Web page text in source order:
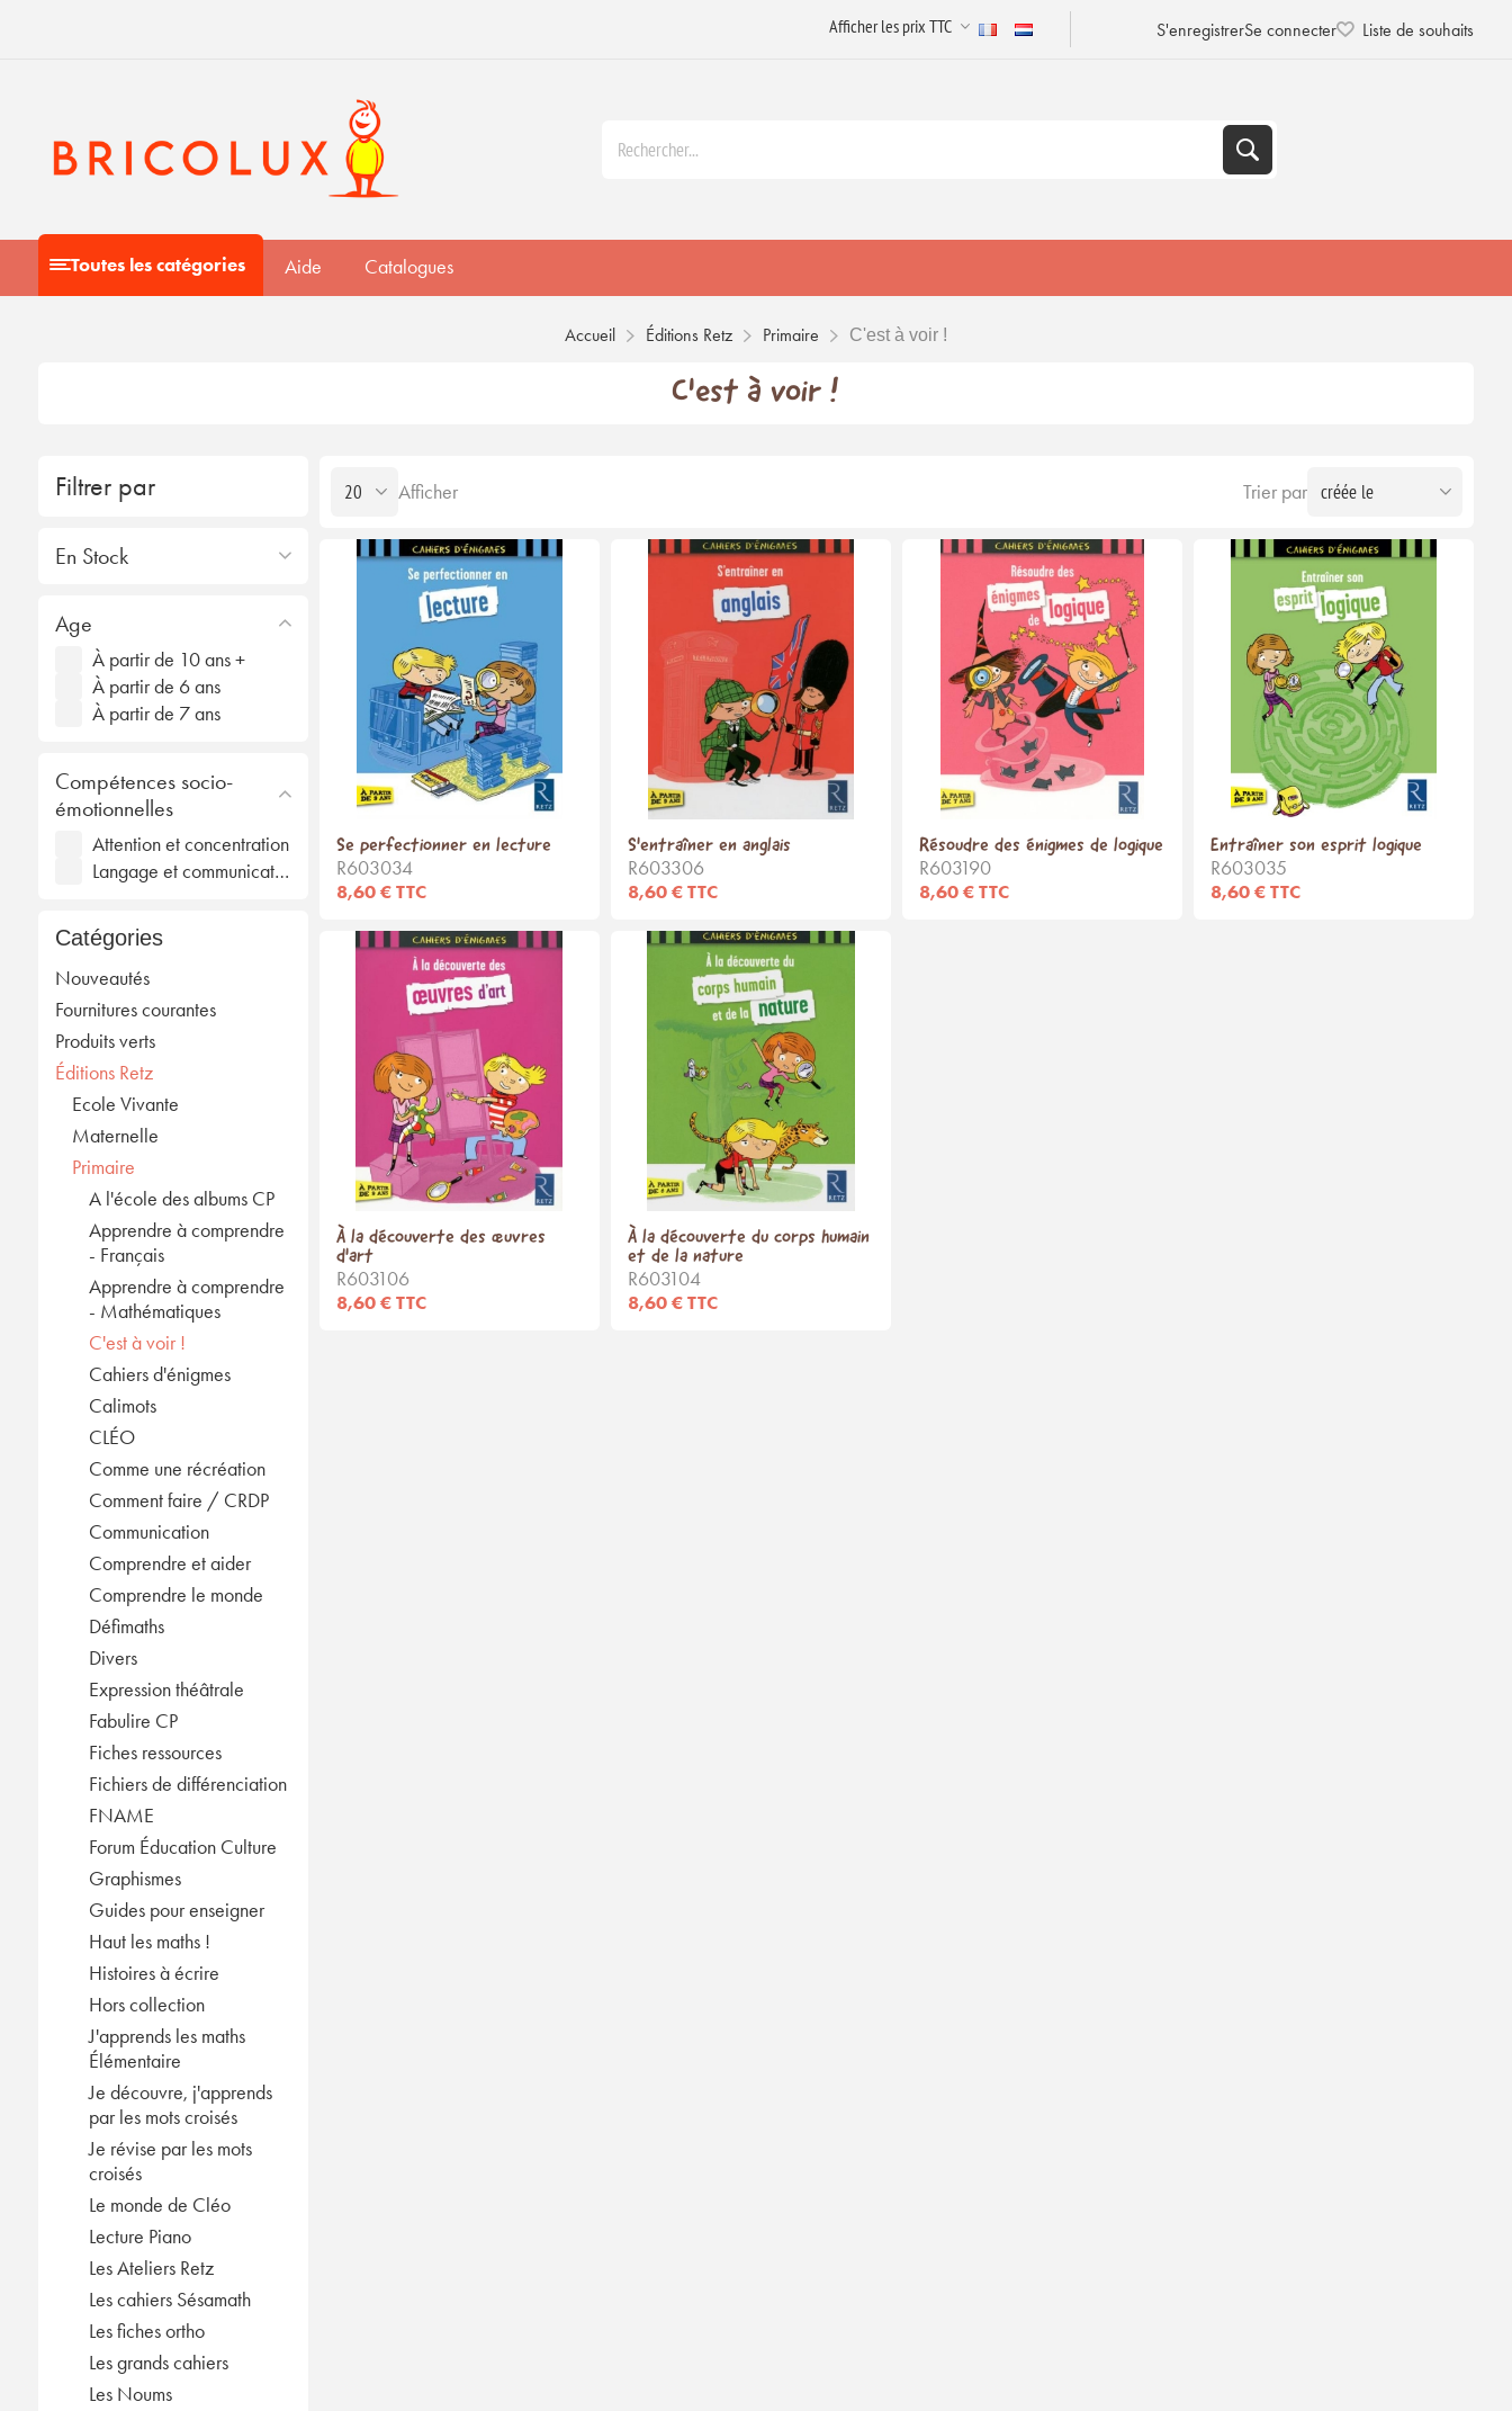
S'enregistrerSe connecter Liste de souhaits
Toutes les catégories Aide Catalogues
Accueil Éditions Retz Primaire C'est à voir !
Filtrer par
En Stock
Age
À partir de 10 ans +
À partir de 6 ans
À partir de 7 ans
Compétences socio-
émotionnelles
Attention et concentration
Langage et communication
Catégories
Nouveautés
Fournitures courantes
Produits verts
Éditions Retz
Ecole Vivante
Maternelle
Primaire
A l'école des albums CP
Apprendre à comprendre
- Français
Apprendre à comprendre
- Mathématiques
C'est à voir !
Cahiers d'énigmes
Calimots
CLÉO
Comme une récréation
Comment faire / CRDP
Communication
Comprendre et aider
Comprendre le monde
Défimaths
Divers
Expression théâtrale
Fabulire CP
Fiches ressources
Fichiers de différenciation
FNAME
Forum Éducation Culture
Graphismes
Guides pour enseigner
Haut les maths !
Histoires à écrire
Hors collection
J'apprends les maths
Élémentaire
Je découvre, j'apprends
par les mots croisés
Je révise par les mots
croisés
Le monde de Cléo
Lecture Piano
Les Ateliers Retz
Les cahiers Sésamath
Les fiches ortho
Les grands cahiers
Les Noums
C'est à voir !
Trier par
Afficher
Se perfectionner en lecture
R603034
8,60 € TTC
S'entraîner en anglais
R603306
8,60 € TTC
Résoudre des énigmes de logique
R603190
8,60 € TTC
Entraîner son esprit logique
R603035
8,60 € TTC
À la découverte des œuvres
d'art
R603106
8,60 € TTC
À la découverte du corps humain
et de la nature
R603104
8,60 € TTC